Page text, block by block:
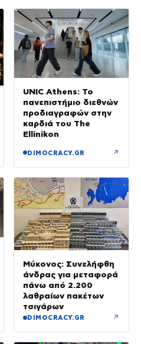
UNIC Athens: Το
πανεπιστήμιο διεθνών
προδιαγραφών στην
καρδιά του The
Ellinikon
DIMOCRACY.GR ↗
Μύκονος: Συνελήφθη
άνδρας για μεταφορά
πάνω από 2.200
λαθραίων πακέτων
τσιγάρων
DIMOCRACY.GR ↗